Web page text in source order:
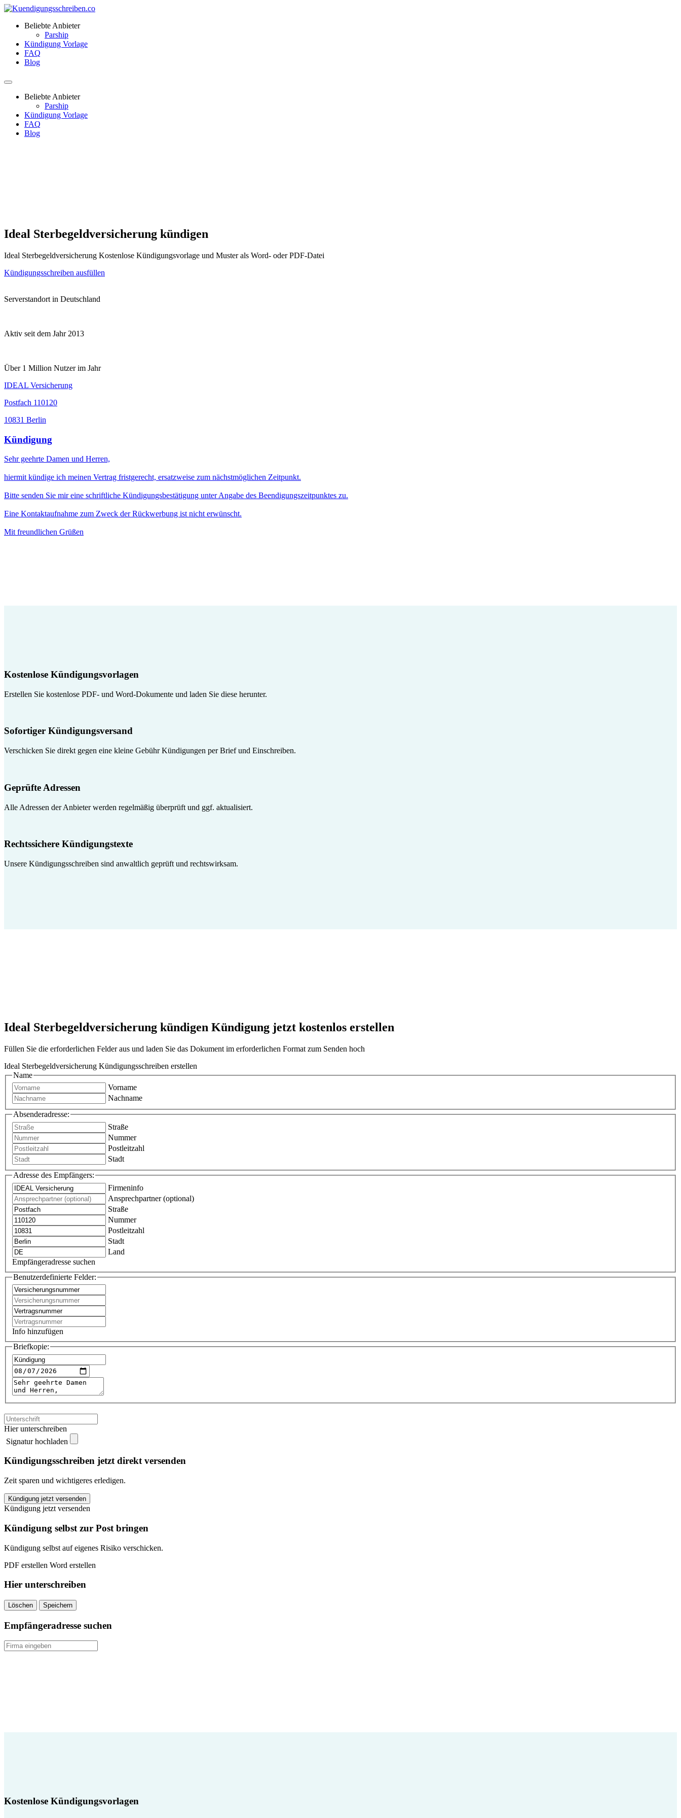
Beliebte Anbieter
Parship
Kündigung Vorlage
FAQ
Blog
Beliebte Anbieter
Parship
Kündigung Vorlage
FAQ
Blog
Ideal Sterbegeldversicherung kündigen
Ideal Sterbegeldversicherung Kostenlose Kündigungsvorlage und Muster als Word- oder PDF-Datei
Kündigungsschreiben ausfüllen
Serverstandort in Deutschland
Aktiv seit dem Jahr 2013
Über 1 Million Nutzer im Jahr
IDEAL Versicherung
Postfach 110120
10831 Berlin
Kündigung
Sehr geehrte Damen und Herren,
hiermit kündige ich meinen Vertrag fristgerecht, ersatzweise zum nächstmöglichen Zeitpunkt.
Bitte senden Sie mir eine schriftliche Kündigungsbestätigung unter Angabe des Beendigungszeitpunktes zu.
Eine Kontaktaufnahme zum Zweck der Rückwerbung ist nicht erwünscht.
Mit freundlichen Grüßen
Kostenlose Kündigungsvorlagen
Erstellen Sie kostenlose PDF- und Word-Dokumente und laden Sie diese herunter.
Sofortiger Kündigungsversand
Verschicken Sie direkt gegen eine kleine Gebühr Kündigungen per Brief und Einschreiben.
Geprüfte Adressen
Alle Adressen der Anbieter werden regelmäßig überprüft und ggf. aktualisiert.
Rechtssichere Kündigungstexte
Unsere Kündigungsschreiben sind anwaltlich geprüft und rechtswirksam.
Ideal Sterbegeldversicherung kündigen Kündigung jetzt kostenlos erstellen
Füllen Sie die erforderlichen Felder aus und laden Sie das Dokument im erforderlichen Format zum Senden hoch
Ideal Sterbegeldversicherung Kündigungsschreiben erstellen
Name
Vorname
Nachname
Absenderadresse:
Straße
Nummer
Postleitzahl
Stadt
Adresse des Empfängers:
Firmeninfo
Ansprechpartner (optional)
Straße
Nummer
Postleitzahl
Stadt
Land
Empfängeradresse suchen
Benutzerdefinierte Felder:
Info hinzufügen
Briefkopie:
Hier unterschreiben
Signatur hochladen
Kündigungsschreiben jetzt direkt versenden
Zeit sparen und wichtigeres erledigen.
Ideal
Sterbegeldversicherung
kündigen
quantity
Kündigung jetzt versenden
Kündigung jetzt versenden
Kündigung selbst zur Post bringen
Kündigung selbst auf eigenes Risiko verschicken.
PDF erstellen Word erstellen
Hier unterschreiben
Löschen Speichern
Empfängeradresse suchen
Kostenlose Kündigungsvorlagen